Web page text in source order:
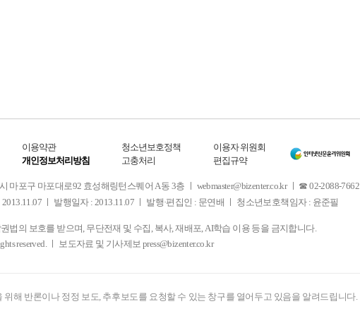
이용약관
개인정보처리방침
청소년보호정책
고충처리
이용자 위원회
편집규약
마포구 마포대로92 효성해링턴스퀘어 A동 3층 ㅣ webmaster@bizenter.co.kr ㅣ ☎ 02-2088-7662
ㅣ 발행일자 : 2013.11.07 ㅣ 발행·편집인 : 문연배 ㅣ 청소년보호책임자 : 윤준필
법의 보호를 받으며, 무단전재 및 수집, 복사, 재배포, AI학습 이용 등을 금지합니다.
reserved. ㅣ 보도자료 및 기사제보press@bizenter.co.kr
해 반론이나 정정 보도, 추후보도를 요청할 수 있는 창구를 열어두고 있음을 알려드립니다.